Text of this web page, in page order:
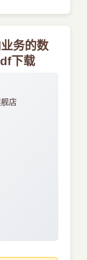
务的数
下载
店